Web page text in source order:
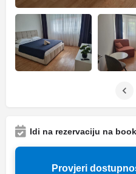
Idi na rezervaciju na
Provjeri